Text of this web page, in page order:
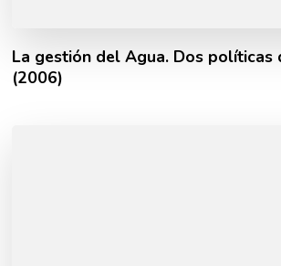
La gestión del Agua. Dos políticas
(2006)